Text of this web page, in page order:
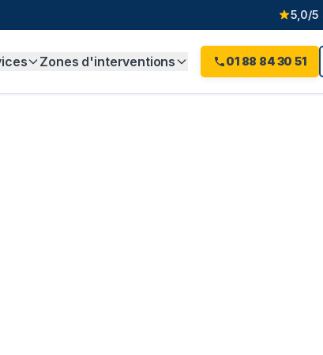
5,0/5
Zones d'interventions 01 88 84 30 51